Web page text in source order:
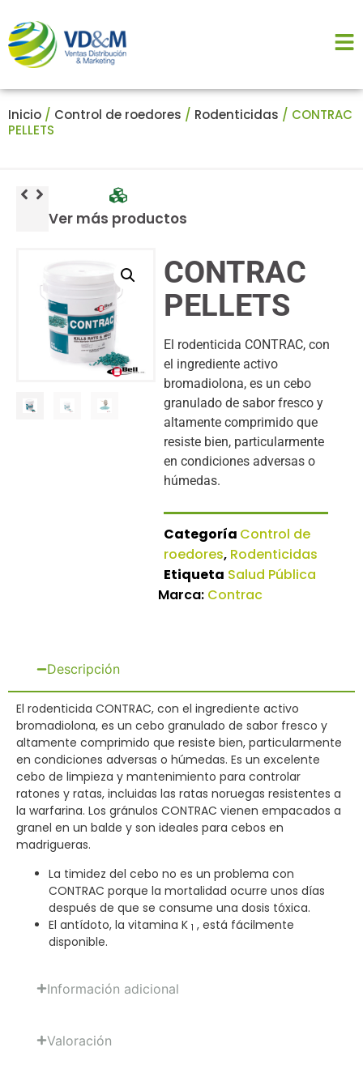
Inicio / Control de roedores / Rodenticidas / CONTRAC
PELLETS
Ver más productos
CONTRAC
PELLETS
El rodenticida CONTRAC, con
el ingrediente activo
bromadiolona, ​​es un cebo
granulado de sabor fresco y
altamente comprimido que
resiste bien, particularmente
en condiciones adversas o
húmedas.
Categoría Control de
roedores, Rodenticidas
Etiqueta Salud Pública
Marca: Contrac
Descripción
Información adicional
Valoración
El rodenticida CONTRAC, con el ingrediente activo
bromadiolona, ​​es un cebo granulado de sabor fresco y
altamente comprimido que resiste bien, particularmente
en condiciones adversas o húmedas. Es un excelente
cebo de limpieza y mantenimiento para controlar
ratones y ratas, incluidas las ratas noruegas resistentes a
la warfarina. Los gránulos CONTRAC vienen empacados a
granel en un balde y son ideales para cebos en
madrigueras.
La timidez del cebo no es un problema con
CONTRAC porque la mortalidad ocurre unos días
después de que se consume una dosis tóxica.
El antídoto, la vitamina K 1 , está fácilmente
disponible.